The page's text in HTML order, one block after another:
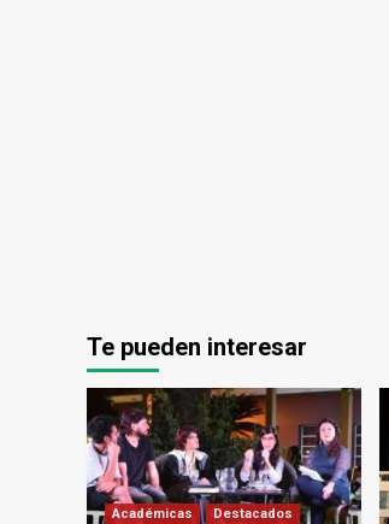
Te pueden interesar
Académicas Destacados